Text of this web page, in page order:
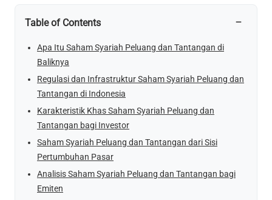
Table of Contents −
Apa Itu Saham Syariah Peluang dan Tantangan di
Baliknya
Regulasi dan Infrastruktur Saham Syariah Peluang dan
Tantangan di Indonesia
Karakteristik Khas Saham Syariah Peluang dan
Tantangan bagi Investor
Saham Syariah Peluang dan Tantangan dari Sisi
Pertumbuhan Pasar
Analisis Saham Syariah Peluang dan Tantangan bagi
Emiten